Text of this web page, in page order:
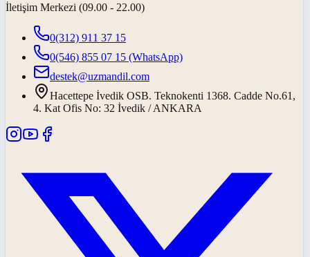
İletişim Merkezi (09.00 - 22.00)
0(312) 911 37 15
0(546) 855 07 15 (WhatsApp)
destek@uzmandil.com
Hacettepe İvedik OSB. Teknokenti 1368. Cadde No.61,
4. Kat Ofis No: 32 İvedik / ANKARA